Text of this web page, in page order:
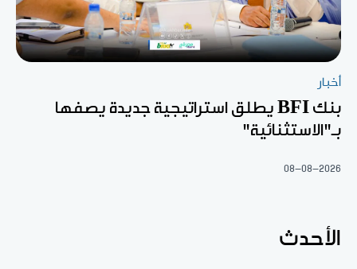
أخبار
بنك BFI يطلق استراتيجية جديدة يصفها
بـ"الاستثنائية"
08-08-2026
الأحدث